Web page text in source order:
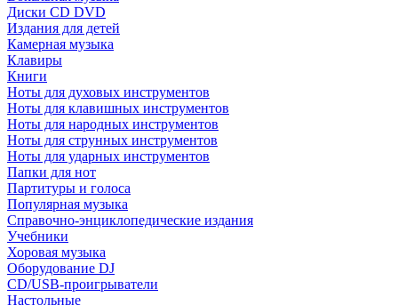
Диски CD DVD
Издания для детей
Камерная музыка
Клавиры
Книги
Ноты для духовых инструментов
Ноты для клавишных инструментов
Ноты для народных инструментов
Ноты для струнных инструментов
Ноты для ударных инструментов
Папки для нот
Партитуры и голоса
Популярная музыка
Справочно-энциклопедические издания
Учебники
Хоровая музыка
Оборудование DJ
CD/USB-проигрыватели
Настольные